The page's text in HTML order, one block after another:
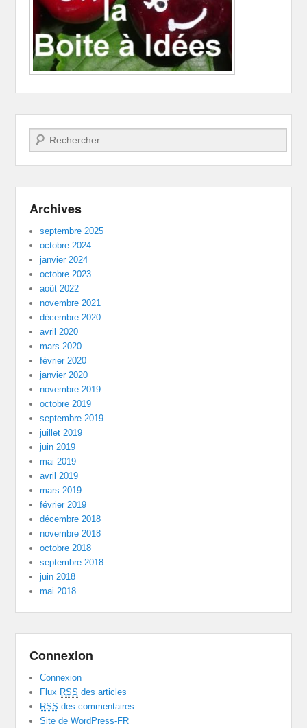
Recherche
Archives
septembre 2025
octobre 2024
janvier 2024
octobre 2023
août 2022
novembre 2021
décembre 2020
avril 2020
mars 2020
février 2020
janvier 2020
novembre 2019
octobre 2019
septembre 2019
juillet 2019
juin 2019
mai 2019
avril 2019
mars 2019
février 2019
décembre 2018
novembre 2018
octobre 2018
septembre 2018
juin 2018
mai 2018
Connexion
Connexion
Flux RSS des articles
RSS des commentaires
Site de WordPress-FR